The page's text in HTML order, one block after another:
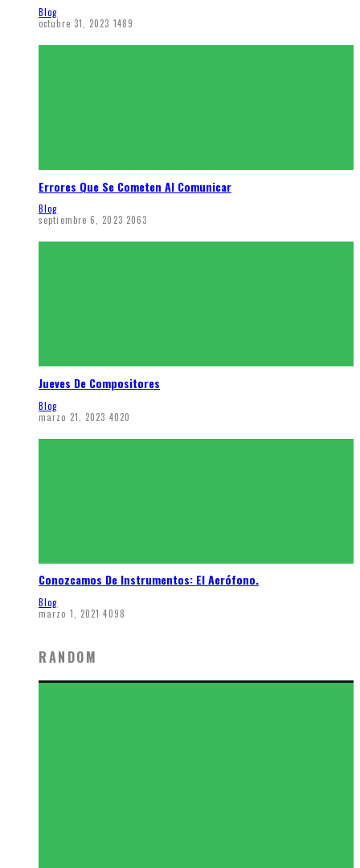
Blog
octubre 31, 2023 1489
Errores Que Se Cometen Al Comunicar
Blog
septiembre 6, 2023 2063
Jueves De Compositores
Blog
marzo 21, 2023 4020
Conozcamos De Instrumentos: El Aerófono.
Blog
marzo 1, 2021 4098
RANDOM